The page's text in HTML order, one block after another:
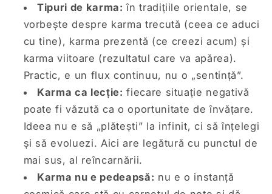
Tipuri de karma: în tradițiile orientale, se
vorbește despre karma trecută (ceea ce aduci
cu tine), karma prezentă (ce creezi acum) și
karma viitoare (rezultatul care va apărea).
Practic, e un flux continuu, nu o „sentință”.
Karma ca lecție: fiecare situație negativă
poate fi văzută ca o oportunitate de învățare.
Ideea nu e să „plătești” la infinit, ci să înțelegi
și să evoluezi. Aici are legătură cu punctul de
mai sus, al reîncarnării.
Karma nu e pedeapsă: nu e o instanță